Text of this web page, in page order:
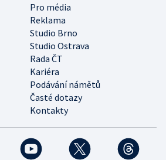
Pro média
Reklama
Studio Brno
Studio Ostrava
Rada ČT
Kariéra
Podávání námětů
Časté dotazy
Kontakty